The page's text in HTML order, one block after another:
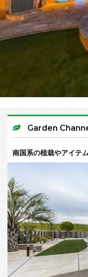
Garden
南国系の植栽やアイテ